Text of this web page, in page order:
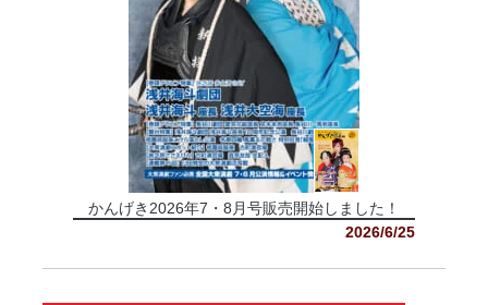
かんげき2026年7・8月号販売開始しました！
2026/6/25